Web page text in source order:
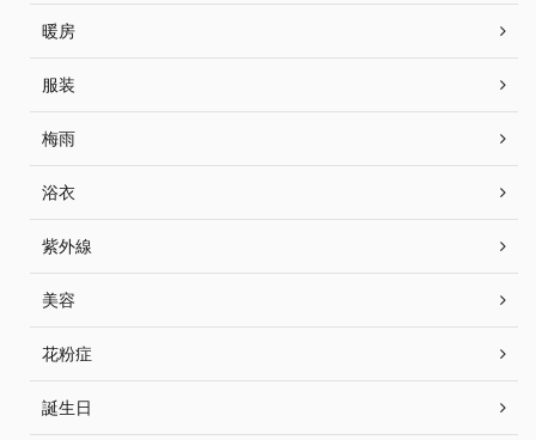
暖房
服装
梅雨
浴衣
紫外線
美容
花粉症
誕生日